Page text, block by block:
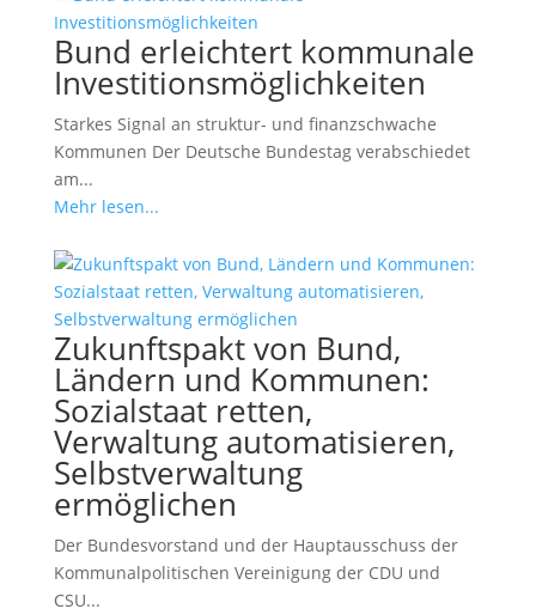
Bund erleichtert kommunale
Investitionsmöglichkeiten
Starkes Signal an struktur- und finanzschwache
Kommunen Der Deutsche Bundestag verabschiedet
am...
Mehr lesen...
Zukunftspakt von Bund,
Ländern und Kommunen:
Sozialstaat retten,
Verwaltung automatisieren,
Selbstverwaltung
ermöglichen
Der Bundesvorstand und der Hauptausschuss der
Kommunalpolitischen Vereinigung der CDU und
CSU...